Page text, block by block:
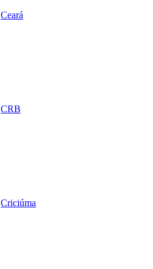
Ceará
CRB
Criciúma